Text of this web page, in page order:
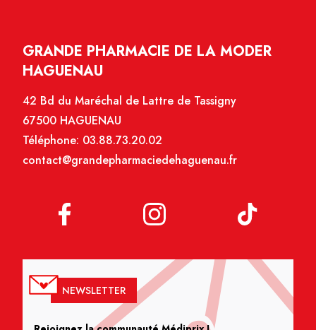
GRANDE PHARMACIE DE LA MODER
HAGUENAU
42 Bd du Maréchal de Lattre de Tassigny
67500 HAGUENAU
Téléphone: 03.88.73.20.02
contact@grandepharmaciedehaguenau.fr
NEWSLETTER